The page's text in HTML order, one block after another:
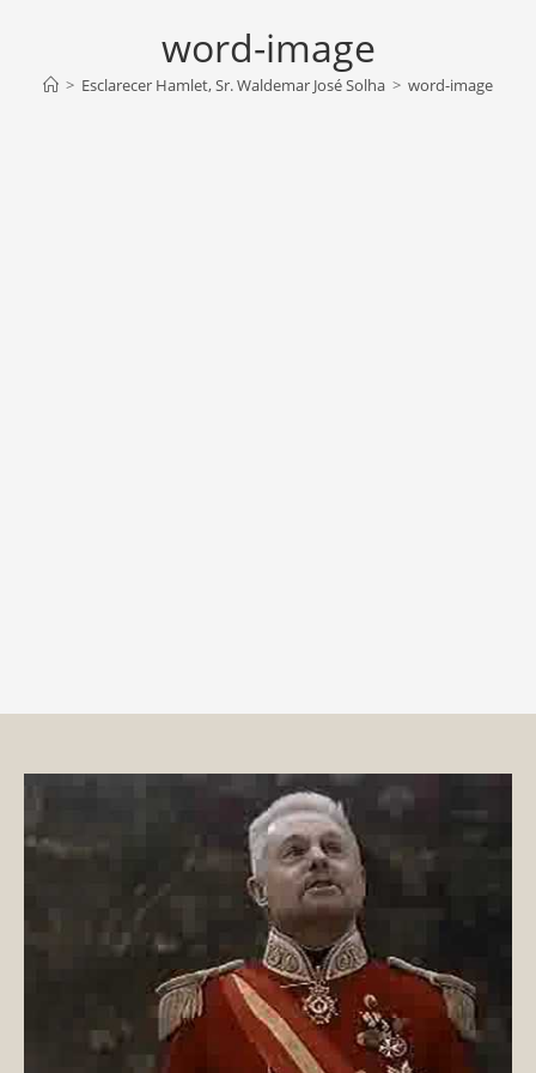
word-image
> Esclarecer Hamlet, Sr. Waldemar José Solha > word-image